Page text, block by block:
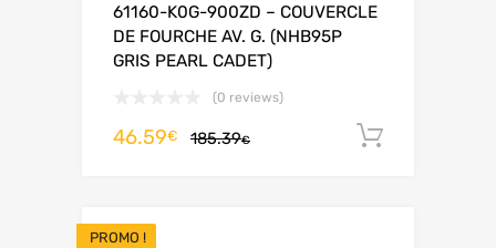
61160-K0G-900ZD – COUVERCLE
DE FOURCHE AV. G. (NHB95P
GRIS PEARL CADET)
(0 reviews)
185.39€
46.59€
PROMO !